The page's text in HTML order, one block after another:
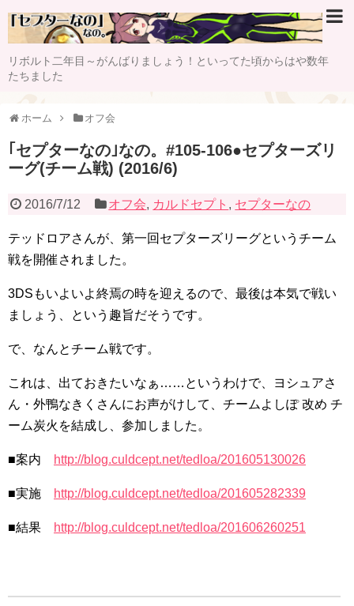
リボルト二年目～がんばりましょう！といってた頃からはや数年
たちました
ホーム オフ会
｢セプターなの｣なの。#105-106●セプターズリ
ーグ(チーム戦) (2016/6)
2016/7/12 オフ会, カルドセプト , セプターなの
テッドロアさんが、第一回セプターズリーグというチーム
戦を開催されました。
3DSもいよいよ終焉の時を迎えるので、最後は本気で戦い
ましょう、という趣旨だそうです。
で、なんとチーム戦です。
これは、出ておきたいなぁ……というわけで、ヨシュアさ
ん・外鴨なきくさんにお声がけして、チームよしぽ 改め チ
ーム炭火を結成し、参加しました。
■案内 http://blog.culdcept.net/tedloa/201605130026
■実施 http://blog.culdcept.net/tedloa/201605282339
■結果 http://blog.culdcept.net/tedloa/201606260251